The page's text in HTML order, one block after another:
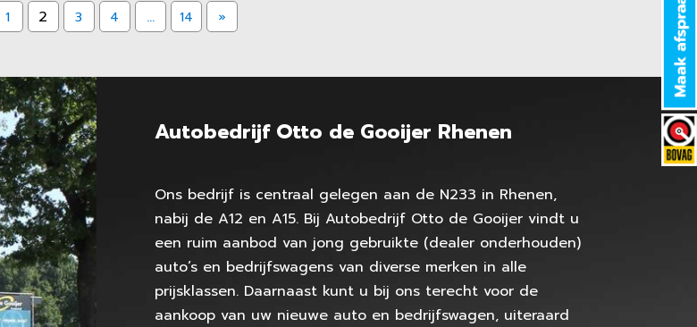
1 2 3 4 … 14 »
Autobedrijf Otto de Gooijer Rhenen
Ons bedrijf is centraal gelegen aan de N233 in Rhenen,
nabij de A12 en A15. Bij Autobedrijf Otto de Gooijer vindt u
een ruim aanbod van jong gebruikte (dealer onderhouden)
auto’s en bedrijfswagens van diverse merken in alle
prijsklassen. Daarnaast kunt u bij ons terecht voor de
aankoop van uw nieuwe auto en bedrijfswagen, uiteraard